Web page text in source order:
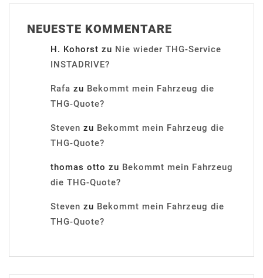
NEUESTE KOMMENTARE
H. Kohorst zu Nie wieder THG-Service
INSTADRIVE?
Rafa zu Bekommt mein Fahrzeug die
THG-Quote?
Steven zu Bekommt mein Fahrzeug die
THG-Quote?
thomas otto zu Bekommt mein Fahrzeug
die THG-Quote?
Steven zu Bekommt mein Fahrzeug die
THG-Quote?